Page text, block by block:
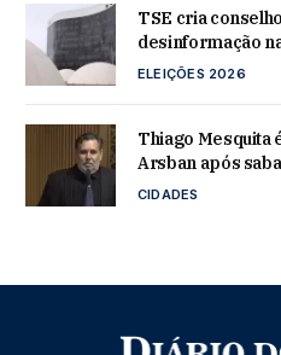
TSE cria
desinformação
ELEIÇÕES 2026
Thiago Mesquita
Arsban após
CIDADES